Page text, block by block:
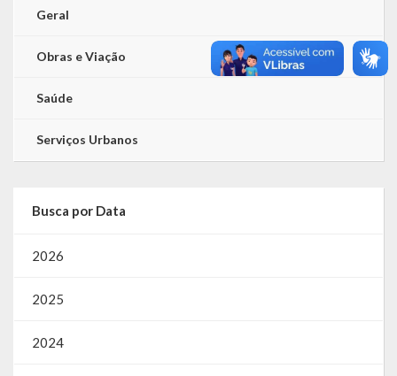
Geral
Obras e Viação
Saúde
Serviços Urbanos
Busca por Data
2026
2025
2024